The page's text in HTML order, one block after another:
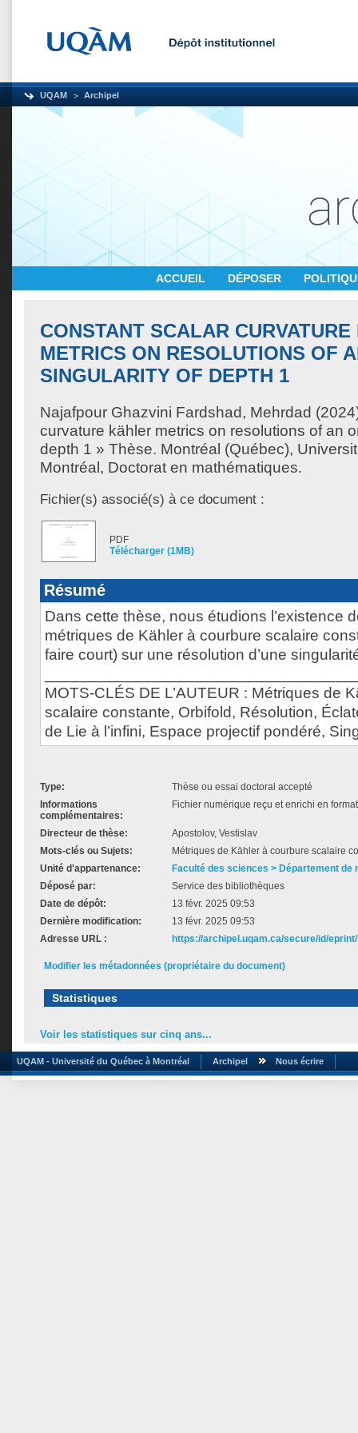
UQAM Archipel
ACCUEIL DÉPOSER
CONSTANT SCALAR
METRICS ON RESOLUTIONS OF
SINGULARITY OF DEPTH 1
Najafpour Ghazvini Fardshad, Mehrdad
curvature kähler metrics on resolutions of an
depth 1 » Thèse. Montréal (Québec),
Montréal, Doctorat en mathématiques.
Fichier(s) associé(s) à ce document :
PDF
Télécharger (1MB)
Résumé
Dans cette thèse, nous étudions l’existence
métriques de Kähler à courbure scalaire
faire court) sur une résolution d’une
MOTS-CLÉS DE L’AUTEUR : Métriques de
scalaire constante, Orbifold, Résolution,
de Lie à l’infini, Espace projectif pondéré,
Type:
Thèse ou essai doctoral accepté
Informations
complémentaires:
Fichier numérique reçu et enrichi en
Directeur de thèse:
Apostolov, Vestislav
Mots-clés ou Sujets:
Métriques de Kähler à courbure scalaire
Unité d'appartenance:
Faculté des sciences > Département de
Déposé par:
Service des bibliothèques
Date de dépôt:
13 févr. 2025 09:53
Dernière modification:
13 févr. 2025 09:53
Adresse URL :
https://archipel.uqam.ca/secure/id/
Modifier les métadonnées (propriétaire du document)
Statistiques
Voir les statistiques sur cinq ans...
UQAM - Université du Québec à Montréal Archipel Nous écrire